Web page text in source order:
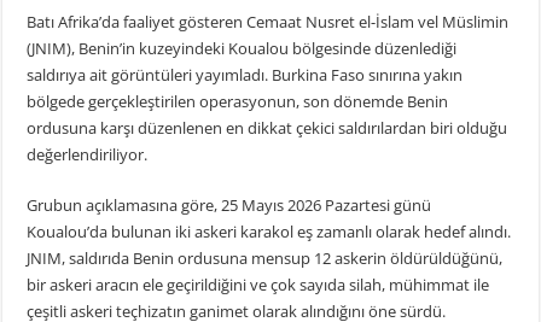
Batı Afrika’da faaliyet gösteren Cemaat Nusret el-İslam vel Müslimin
(JNIM), Benin’in kuzeyindeki Koualou bölgesinde düzenlediği
saldırıya ait görüntüleri yayımladı. Burkina Faso sınırına yakın
bölgede gerçekleştirilen operasyonun, son dönemde Benin
ordusuna karşı düzenlenen en dikkat çekici saldırılardan biri olduğu
değerlendiriliyor.
Grubun açıklamasına göre, 25 Mayıs 2026 Pazartesi günü
Koualou’da bulunan iki askeri karakol eş zamanlı olarak hedef alındı.
JNIM, saldırıda Benin ordusuna mensup 12 askerin öldürüldüğünü,
bir askeri aracın ele geçirildiğini ve çok sayıda silah, mühimmat ile
çeşitli askeri teçhizatın ganimet olarak alındığını öne sürdü.